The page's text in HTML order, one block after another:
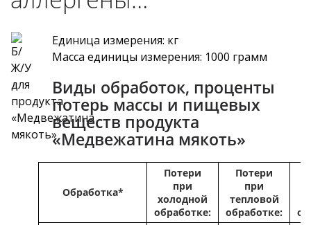
Единица измерения: кг
Масса единицы измерения: 1000 грамм
Виды обработок, проценты
потерь массы и пищевых
веществ продукта
«Медвежатина мякоть»
Обработка*
Потери
при
холодной
обработке:
Потери
при
тепловой
обработке: